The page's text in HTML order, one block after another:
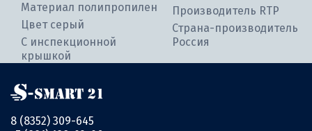
Материал полипропилен
Цвет серый
С инспекционной
крышкой
Производитель RTP
Страна-производитель
Россия
8 (8352) 309-645